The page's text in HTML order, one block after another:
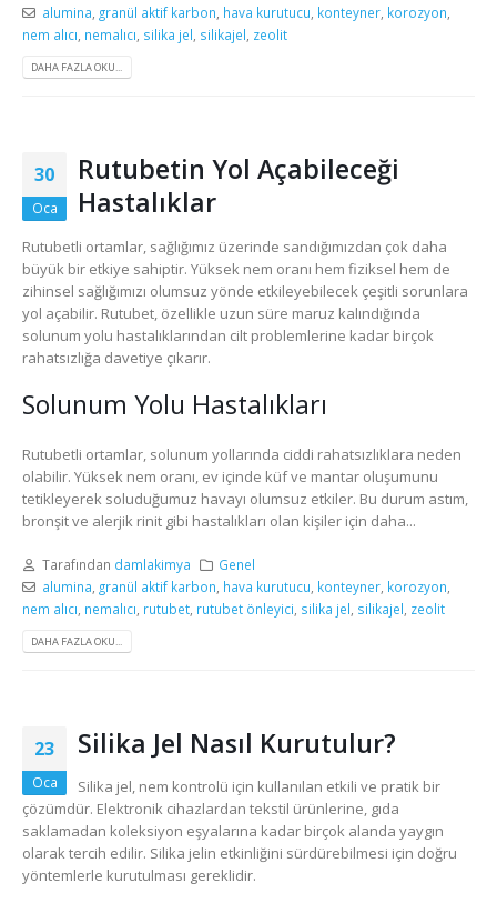
alumina granül aktif karbon hava kurutucu konteyner, korozyon
nem alıcı nemalıcı silika jel silikajel zeolit
DAHA FAZLA OKU...
30
Oca
Rutubetin Yol Açabileceği
Hastalıklar
Rutubetli ortamlar, sağlığımız üzerinde sandığımızdan çok daha
büyük bir etkiye sahiptir. Yüksek nem oranı hem fiziksel hem de
zihinsel sağlığımızı olumsuz yönde etkileyebilecek çeşitli sorunlara
yol açabilir. Rutubet, özellikle uzun süre maruz kalındığında
solunum yolu hastalıklarından cilt problemlerine kadar birçok
rahatsızlığa davetiye çıkarır.
Solunum Yolu Hastalıkları
Rutubetli ortamlar, solunum yollarında ciddi rahatsızlıklara neden
olabilir. Yüksek nem oranı, ev içinde küf ve mantar oluşumunu
tetikleyerek soluduğumuz havayı olumsuz etkiler. Bu durum astım,
bronşit ve alerjik rinit gibi hastalıkları olan kişiler için daha...
Tarafından damlakimya
Genel
alumina granül aktif karbon hava kurutucu konteyner, korozyon
nem alıcı nemalıcı rutubet rutubet önleyici silika jel silikajel zeolit
DAHA FAZLA OKU...
23
Oca
Silika Jel Nasıl Kurutulur?
Silika jel, nem kontrolü için kullanılan etkili ve pratik bir
çözümdür. Elektronik cihazlardan tekstil ürünlerine, gıda
saklamadan koleksiyon eşyalarına kadar birçok alanda yaygın
olarak tercih edilir. Silika jelin etkinliğini sürdürebilmesi için doğru
yöntemlerle kurutulması gereklidir.